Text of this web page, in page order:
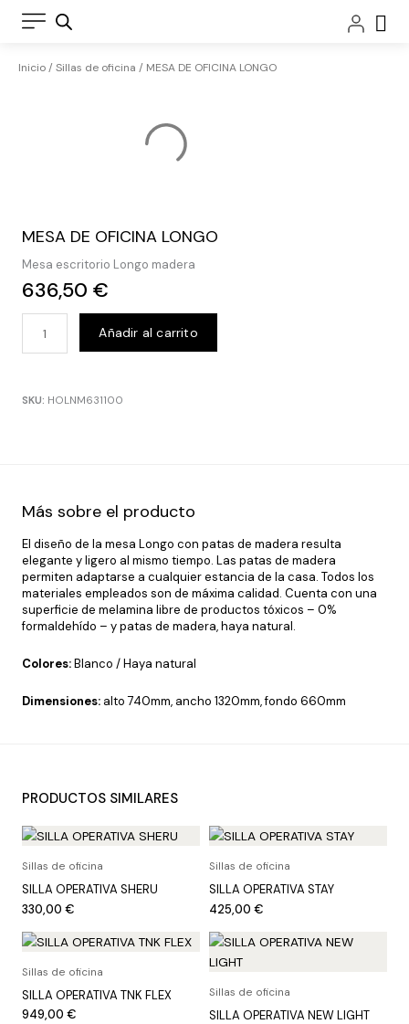
Inicio/Sillas de oficina / MESA DE OFICINA LONGO
MESA DE OFICINA LONGO
Mesa escritorio Longo madera
636,50 €
cantidad
Añadir al carrito
SKU: HOLNM631100
Más sobre el producto
El diseño de la mesa Longo con patas de madera resulta
elegante y ligero al mismo tiempo. Las patas de madera
permiten adaptarse a cualquier estancia de la casa. Todos los
materiales empleados son de máxima calidad. Cuenta con una
superficie de melamina libre de productos tóxicos – 0%
formaldehído – y patas de madera, haya natural.
Colores:Blanco / Haya natural
Dimensiones: alto 740mm, ancho 1320mm, fondo 660mm
PRODUCTOS SIMILARES
Sillas de oficina
SILLA OPERATIVA SHERU
330,00 €
Sillas de oficina
SILLA OPERATIVA STAY
425,00 €
Sillas de oficina
SILLA OPERATIVA TNK FLEX
949,00 €
Sillas de oficina
SILLA OPERATIVA NEW LIGHT